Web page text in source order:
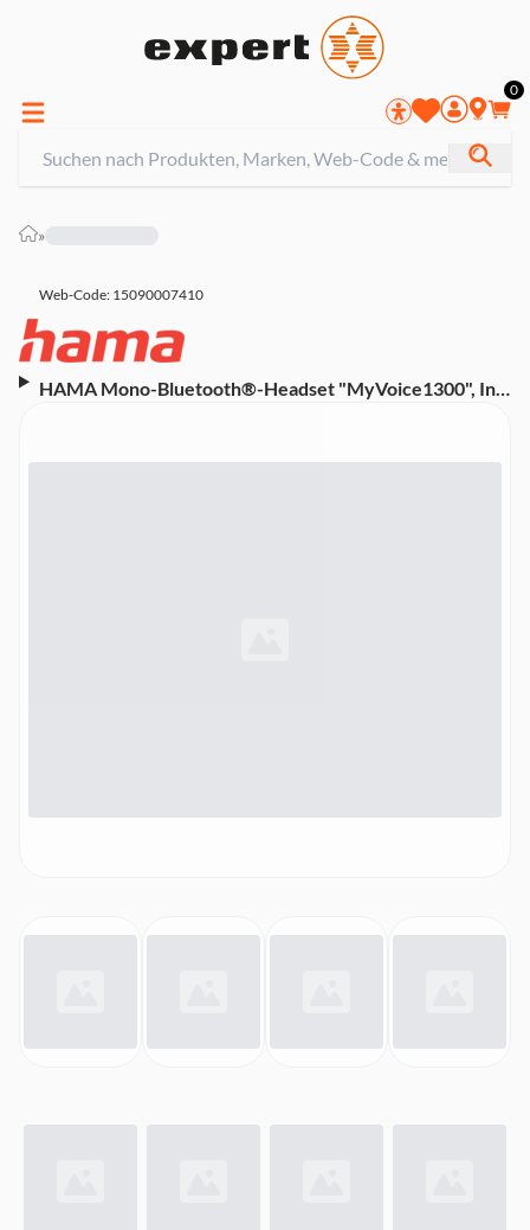
0
»
Web-Code: 15090007410
HAMA Mono-Bluetooth®-Headset "MyVoice1300", In-